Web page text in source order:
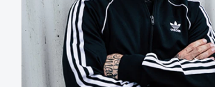
wapen.